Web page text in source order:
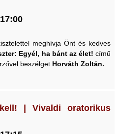
meghívja Önt és kedves
Egyél, ha bánt az élet!című
beszélget Horváth Zoltán.
| Vivaldi oratorikus